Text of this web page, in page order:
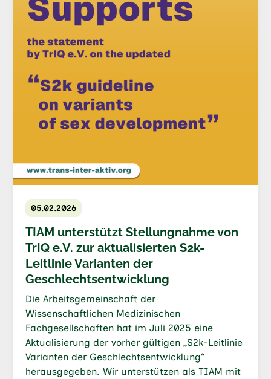
05.02.2026
TIAM unterstützt Stellungnahme von
TrIQ e.V. zur aktualisierten S2k-
Leitlinie Varianten der
Geschlechtsentwicklung
Die Arbeitsgemeinschaft der
Wissenschaftlichen Medizinischen
Fachgesellschaften hat im Juli 2025 eine
Aktualisierung der vorher gültigen „S2k-Leitlinie
Varianten der Geschlechtsentwicklung“
herausgegeben. Wir unterstützen als TIAM mit